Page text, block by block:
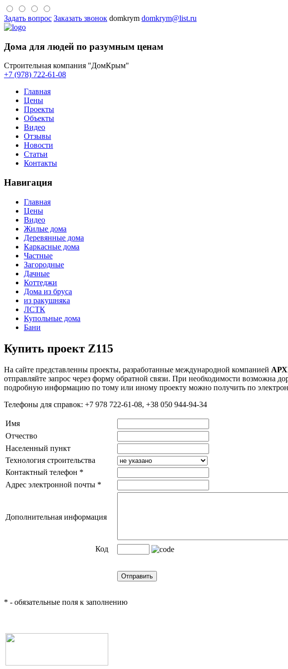
Задать вопрос Заказать звонок domkrym domkrym@list.ru
Дома для людей по разумным ценам
Строительная компания "ДомКрым"
+7 (978) 722-61-08
Главная
Цены
Проекты
Объекты
Видео
Отзывы
Новости
Статьи
Контакты
Навигация
Главная
Цены
Видео
Жилые дома
Деревянные дома
Каркасные дома
Частные
Загородные
Дачные
Коттеджи
Дома из бруса
из ракушняка
ЛСТК
Купольные дома
Бани
Купить проект Z115
На сайте представленны проекты, разработанные международной компанией
отправляйте запрос через форму обратной связи. При необходимости возможна
подробную информацию по тому или иному проекту можно получить по
Телефоны для справок: +7 978 722-61-08, +38 050 944-94-34
Имя
Отчество
Населенный пункт
Технология строительства
Контактный телефон *
Адрес электронной почты *
Дополнительная информация
Код
* - обязательные поля к заполнению